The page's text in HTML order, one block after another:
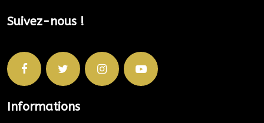
Suivez-nous !
Informations